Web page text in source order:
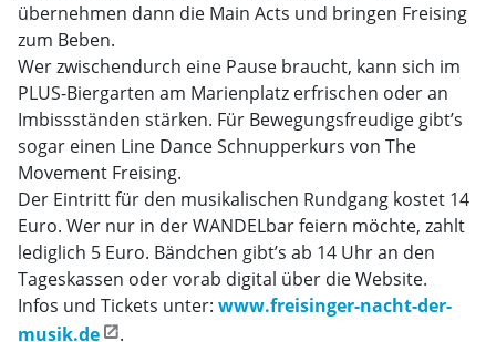
übernehmen dann die Main Acts und bringen Freising
zum Beben.
Wer zwischendurch eine Pause braucht, kann sich im
PLUS-Biergarten am Marienplatz erfrischen oder an
Imbissständen stärken. Für Bewegungsfreudige gibt’s
sogar einen Line Dance Schnupperkurs von The
Movement Freising.
Der Eintritt für den musikalischen Rundgang kostet 14
Euro. Wer nur in der WANDELbar feiern möchte, zahlt
lediglich 5 Euro. Bändchen gibt’s ab 14 Uhr an den
Tageskassen oder vorab digital über die Website.
Infos und Tickets unter: www.freisinger-nacht-der-
musik.de
.